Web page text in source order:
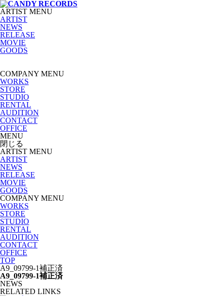
ARTIST MENU
ARTIST
NEWS
RELEASE
MOVIE
GOODS
COMPANY MENU
WORKS
STORE
STUDIO
RENTAL
AUDITION
CONTACT
OFFICE
MENU
閉じる
ARTIST MENU
ARTIST
NEWS
RELEASE
MOVIE
GOODS
COMPANY MENU
WORKS
STORE
STUDIO
RENTAL
AUDITION
CONTACT
OFFICE
TOP
A9_09799-1補正済
A9_09799-1補正済
NEWS
RELATED LINKS